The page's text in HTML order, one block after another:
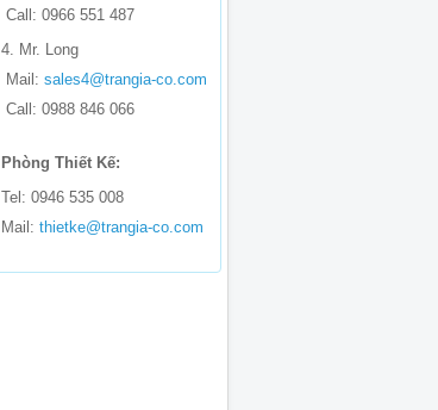
Call: 0966 551 487
4. Mr. Long
Mail: sales4@trangia-co.com
Call: 0988 846 066
Phòng Thiết Kế:
Tel: 0946 535 008
Mail: thietke@trangia-co.com